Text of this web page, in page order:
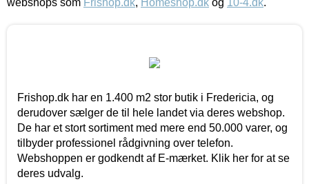
Frishop.dk har en 1.400 m2 stor butik i Fredericia, og
derudover sælger de til hele landet via deres webshop.
De har et stort sortiment med mere end 50.000 varer, og
tilbyder professionel rådgivning over telefon.
Webshoppen er godkendt af E-mærket. Klik her for at se
deres udvalg.